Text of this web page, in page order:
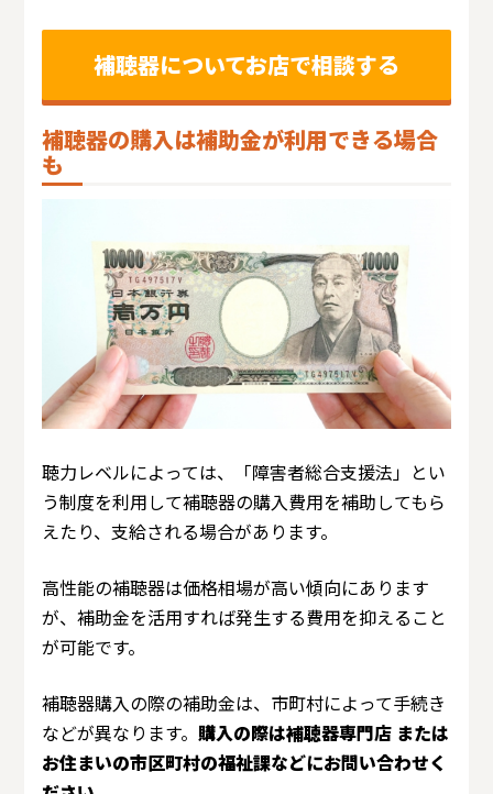
補聴器についてお店で相談する
補聴器の購入は補助金が利用できる場合
も
聴力レベルによっては、「障害者総合支援法」とい
う制度を利用して補聴器の購入費用を補助してもら
えたり、支給される場合があります。
高性能の補聴器は価格相場が高い傾向にあります
が、補助金を活用すれば発生する費用を抑えること
が可能です。
補聴器購入の際の補助金は、市町村によって手続き
などが異なります。 購入の際は補聴器専門店 または
お住まいの市区町村の福祉課などにお問い合わせく